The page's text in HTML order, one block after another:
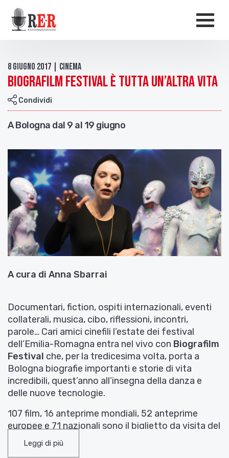
Salta al contenuto principale
8 Giugno 2017 | Cinema
Biografilm Festival è tutta un’altra vita
Condividi
A Bologna dal 9 al 19 giugno
A cura di Anna Sbarrai
Documentari, fiction, ospiti internazionali, eventi
collaterali, musica, cibo, riflessioni, incontri,
parole… Cari amici cinefili l’estate dei festival
dell’Emilia-Romagna entra nel vivo con Biografilm
Festival che, per la tredicesima volta, porta a
Bologna biografie importanti e storie di vita
incredibili, quest’anno all’insegna della danza e
delle nuove tecnologie.
107 film, 16 anteprime mondiali, 52 anteprime
europee e 71 nazionali sono il biglietto da visita del
festival, in cui anche
protagonista
Leggi di più